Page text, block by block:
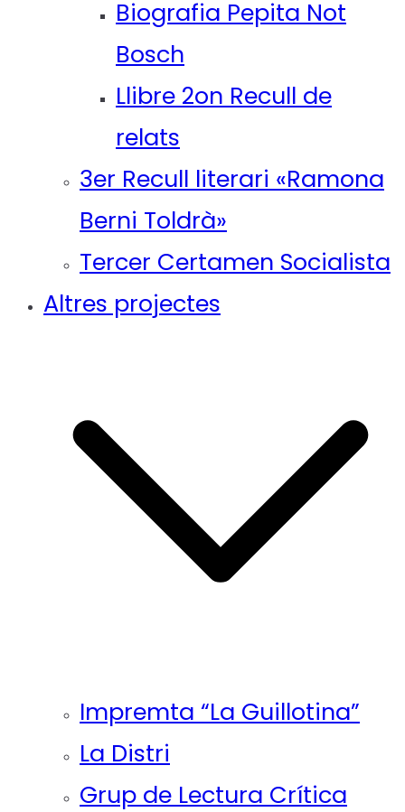
Biografia Pepita Not
Bosch
Llibre 2on Recull de
relats
3er Recull literari «Ramona
Berni Toldrà»
Tercer Certamen Socialista
Altres projectes
Impremta “La Guillotina”
La Distri
Grup de Lectura Crítica